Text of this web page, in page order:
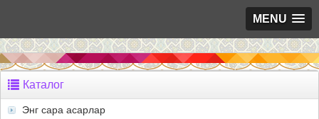
MENU
Каталог
Энг сара асарлар